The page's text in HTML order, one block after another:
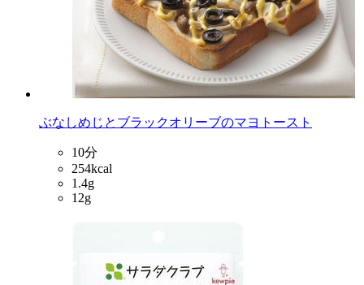
ぶなしめじとブラックオリーブのマヨトースト
10分
254kcal
1.4g
12g